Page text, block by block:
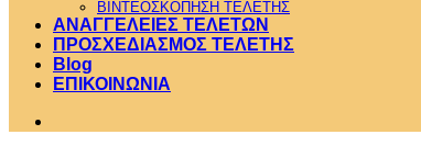
ΒΙΝΤΕΟΣΚΟΠΗΣΗ ΤΕΛΕΤΗΣ
ΑΝΑΓΓΕΛΕΙΕΣ ΤΕΛΕΤΩΝ
ΠΡΟΣΧΕΔΙΑΣΜΟΣ ΤΕΛΕΤΗΣ
Blog
ΕΠΙΚΟΙΝΩΝΙΑ